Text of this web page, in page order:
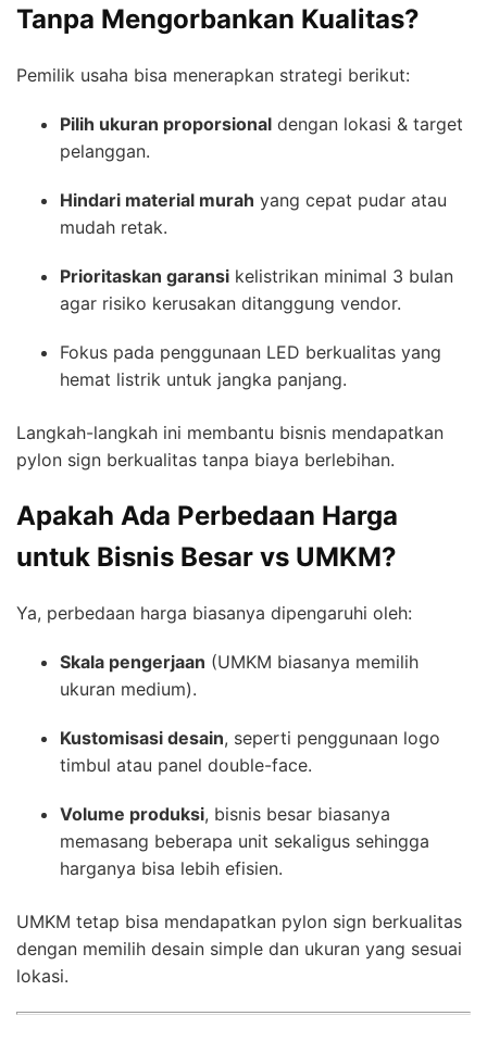
Tanpa Mengorbankan Kualitas?
Pemilik usaha bisa menerapkan strategi berikut:
Pilih ukuran proporsional dengan lokasi & target
pelanggan.
Hindari material murah yang cepat pudar atau
mudah retak.
Prioritaskan garansi kelistrikan minimal 3 bulan
agar risiko kerusakan ditanggung vendor.
Fokus pada penggunaan LED berkualitas yang
hemat listrik untuk jangka panjang.
Langkah-langkah ini membantu bisnis mendapatkan
pylon sign berkualitas tanpa biaya berlebihan.
Apakah Ada Perbedaan Harga
untuk Bisnis Besar vs UMKM?
Ya, perbedaan harga biasanya dipengaruhi oleh:
Skala pengerjaan (UMKM biasanya memilih
ukuran medium).
Kustomisasi desain, seperti penggunaan logo
timbul atau panel double-face.
Volume produksi, bisnis besar biasanya
memasang beberapa unit sekaligus sehingga
harganya bisa lebih efisien.
UMKM tetap bisa mendapatkan pylon sign berkualitas
dengan memilih desain simple dan ukuran yang sesuai
lokasi.